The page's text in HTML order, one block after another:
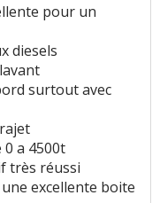
:12
pas
aiment
pour un
diesels
surtout avec
a 4500t
très réussi
excellente boite